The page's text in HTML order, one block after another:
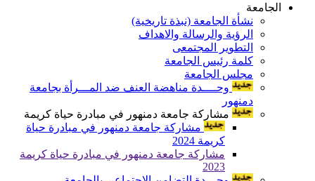
الجامعة
نشأة الجامعة (نبذة تاريخية)
الرؤية والرسالة والاهداف
التطوير المجتمعى
كلمة رئيس الجامعة
مجلس الجامعة
وحــــدة مناهضة العنف ضد المـــرأة بجامعة
دمنهور
مشاركة جامعة دمنهور في مبادرة حياة كريمة
مشاركة جامعة دمنهور في مبادرة حياة
كريمة 2024
مشاركة جامعة دمنهور في مبادرة حياة كريمة
2023